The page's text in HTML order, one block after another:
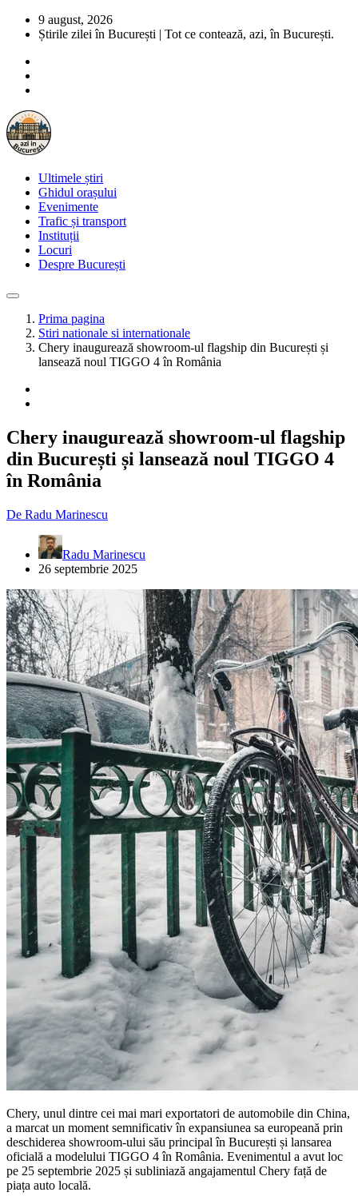
9 august, 2026
Știrile zilei în București | Tot ce contează, azi, în București.
Ultimele știri
Ghidul orașului
Evenimente
Trafic și transport
Instituții
Locuri
Despre București
Prima pagina
Stiri nationale si internationale
Chery inaugurează showroom-ul flagship din București și
lansează noul TIGGO 4 în România
Chery inaugurează showroom-ul flagship
din București și lansează noul TIGGO 4
în România
De Radu Marinescu
Radu Marinescu
26 septembrie 2025
Chery, unul dintre cei mai mari exportatori de automobile din China,
a marcat un moment semnificativ în expansiunea sa europeană prin
deschiderea showroom-ului său principal în București și lansarea
oficială a modelului TIGGO 4 în România. Evenimentul a avut loc
pe 25 septembrie 2025 și subliniază angajamentul Chery față de
piața auto locală.